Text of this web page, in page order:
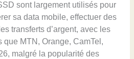
sont largement utilisés pour
sa data mobile, effectuer des
transferts d’argent, avec les
que MTN, Orange, CamTel,
malgré la popularité des